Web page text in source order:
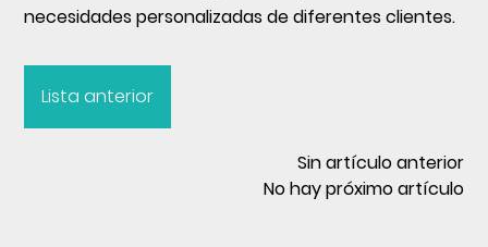
necesidades personalizadas de diferentes clientes.
Lista anterior
Sin artículo anterior
No hay próximo artículo